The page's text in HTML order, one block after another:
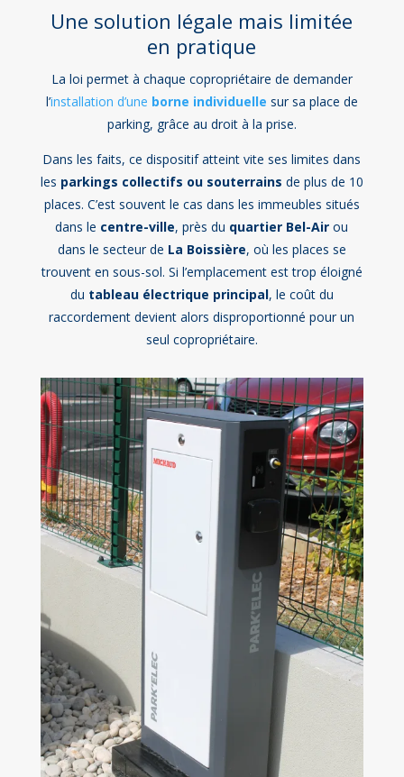
Une solution légale mais limitée
en pratique
La loi permet à chaque copropriétaire de demander
l’installation d’une borne individuelle sur sa place de
parking, grâce au droit à la prise.
Dans les faits, ce dispositif atteint vite ses limites dans
les parkings collectifs ou souterrains de plus de 10
places. C’est souvent le cas dans les immeubles situés
dans le centre-ville, près du quartier Bel-Air ou
dans le secteur de La Boissière, où les places se
trouvent en sous-sol. Si l’emplacement est trop éloigné
du tableau électrique principal, le coût du
raccordement devient alors disproportionné pour un
seul copropriétaire.